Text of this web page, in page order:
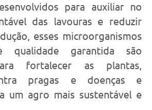
para auxiliar no
das lavouras e reduzir
esses microorganismos
qualidade garantida são
fortalecer as plantas,
pragas e doenças e
um agro mais sustentável e